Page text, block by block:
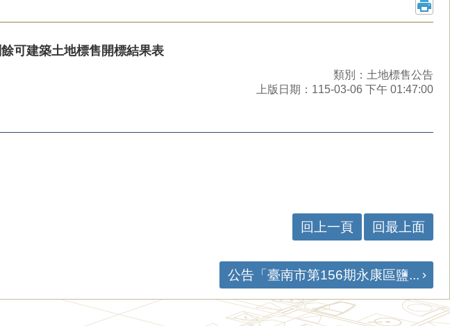
可建築土地標售開標結果表
類別：土地標售公告
上版日期：115-03-06 下午 01:47:00
回上一頁 回最上面
公告「臺南市第156期永康區鹽...